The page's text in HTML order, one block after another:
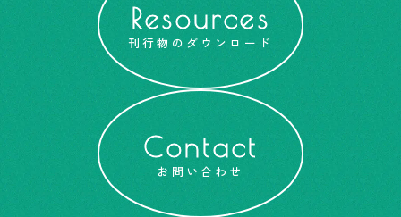
Resources
刊行物のダウンロード
Contact
お問い合わせ